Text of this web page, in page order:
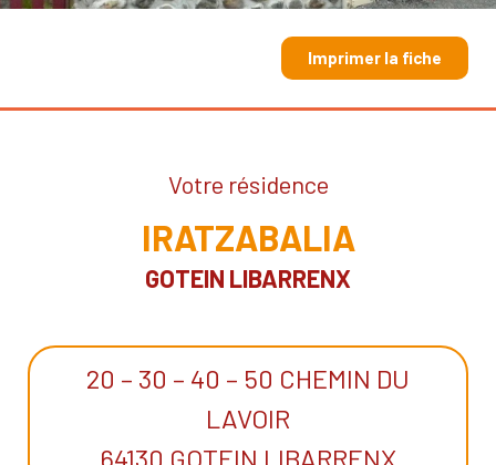
Imprimer la fiche
Votre résidence
IRATZABALIA
GOTEIN LIBARRENX
20 – 30 – 40 – 50 CHEMIN DU
LAVOIR
64130 GOTEIN LIBARRENX